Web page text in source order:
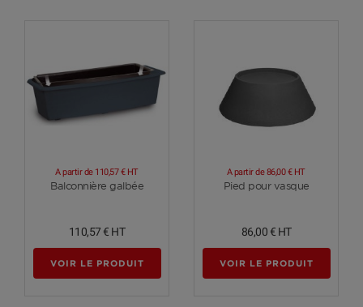
Voir plus
Balconnière galbée
A partir de 110,57 € HT
110,57 € HT
VOIR LE PRODUIT
Voir plus
Pied pour vasque
A partir de86,00 € HT
86,00 € HT
VOIR LE PRODUIT